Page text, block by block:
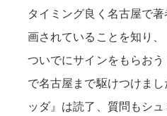
タイミング良く名古屋で
画されていることを知り、
ついでにサインをもらお
で名古屋まで駆けつけま
ッダ』は読了、質問もシ